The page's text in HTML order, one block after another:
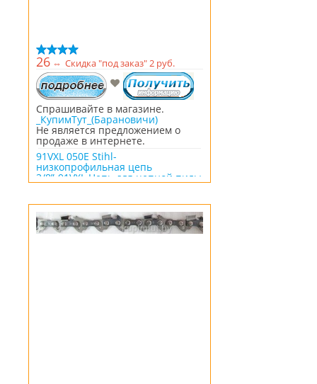
26 ⇔ Скидка "под заказ" 2 руб.
Спрашивайте в магазине.
_КупимТут_(Барановичи)
Не является предложением о
продаже в интернете.
91VXL 050E Stihl-
низкопрофильная цепь
3/8”-91VXL Цепь для цепной пилы